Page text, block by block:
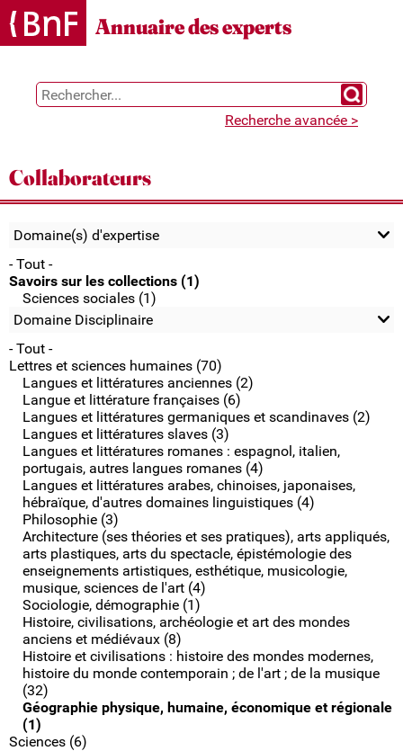
Gestion des cookies
Annuaire des experts
Chercher
Recherche avancée >
Collaborateurs
Domaine(s) d'expertise
- Tout -
Savoirs sur les collections (1)
Sciences sociales (1)
Domaine Disciplinaire
- Tout -
Lettres et sciences humaines (70)
Langues et littératures anciennes (2)
Langue et littérature françaises (6)
Langues et littératures germaniques et scandinaves (2)
Langues et littératures slaves (3)
Langues et littératures romanes : espagnol, italien,
portugais, autres langues romanes (4)
Langues et littératures arabes, chinoises, japonaises,
hébraïque, d'autres domaines linguistiques (4)
Philosophie (3)
Architecture (ses théories et ses pratiques), arts appliqués,
arts plastiques, arts du spectacle, épistémologie des
enseignements artistiques, esthétique, musicologie,
musique, sciences de l'art (4)
Sociologie, démographie (1)
Histoire, civilisations, archéologie et art des mondes
anciens et médiévaux (8)
Histoire et civilisations : histoire des mondes modernes,
histoire du monde contemporain ; de l'art ; de la musique
(32)
Géographie physique, humaine, économique et régionale
(1)
Sciences (6)